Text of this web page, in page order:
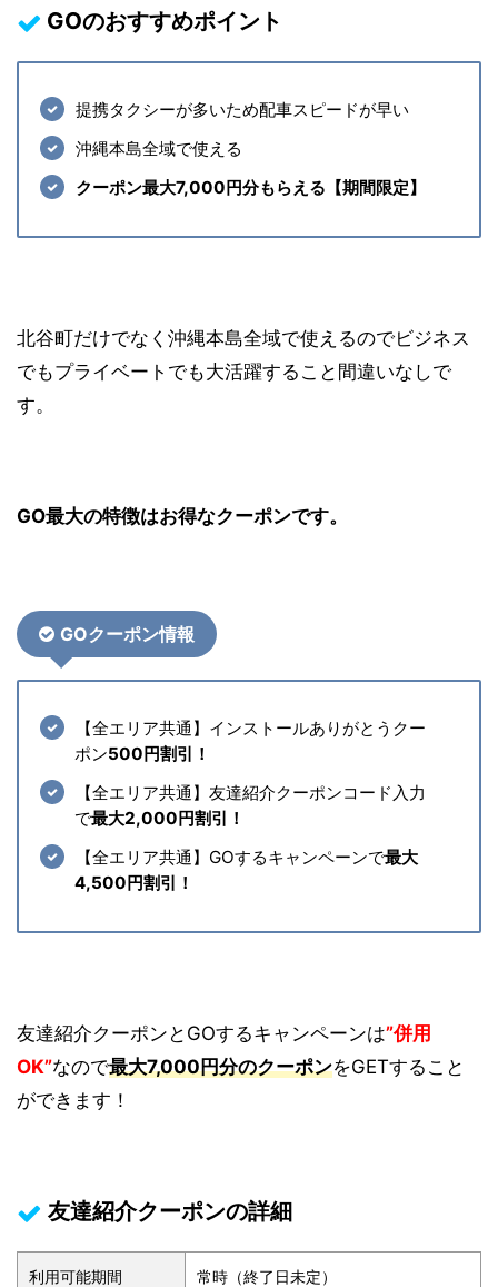
GOのおすすめポイント
提携タクシーが多いため配車スピードが早い
沖縄本島全域で使える
クーポン最大7,000円分もらえる【期間限定】
北谷町だけでなく沖縄本島全域で使えるのでビジネス
でもプライベートでも大活躍すること間違いなしで
す。
GO最大の特徴はお得なクーポンです。
GOクーポン情報
【全エリア共通】インストールありがとうクー
ポン500円割引！
【全エリア共通】友達紹介クーポンコード入力
で最大2,000円割引！
【全エリア共通】GOするキャンペーンで最大
4,500円割引！
友達紹介クーポンとGOするキャンペーンは”併用
OK”なので最大7,000円分のクーポンをGETすること
ができます！
友達紹介クーポンの詳細
利用可能期間 常時（終了日未定）